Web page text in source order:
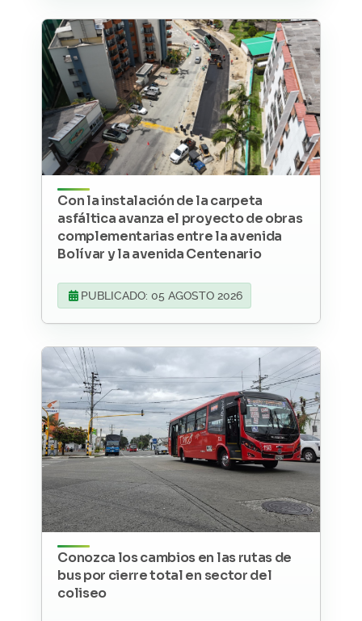
Con la instalación de la carpeta
asfáltica avanza el proyecto de obras
complementarias entre la avenida
Bolívar y la avenida Centenario
PUBLICADO: 05 AGOSTO 2026
Conozca los cambios en las rutas de
bus por cierre total en sector del
coliseo